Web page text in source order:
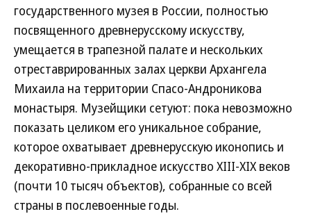
государственного музея в России, полностью
посвященного древнерусскому искусству,
умещается в трапезной палате и нескольких
отреставрированных залах церкви Архангела
Михаила на территории Спасо-Андроникова
монастыря. Музейщики сетуют: пока невозможно
показать целиком его уникальное собрание,
которое охватывает древнерусскую иконопись и
декоративно-прикладное искусство XIII-XIX веков
(почти 10 тысяч объектов), собранные со всей
страны в послевоенные годы.